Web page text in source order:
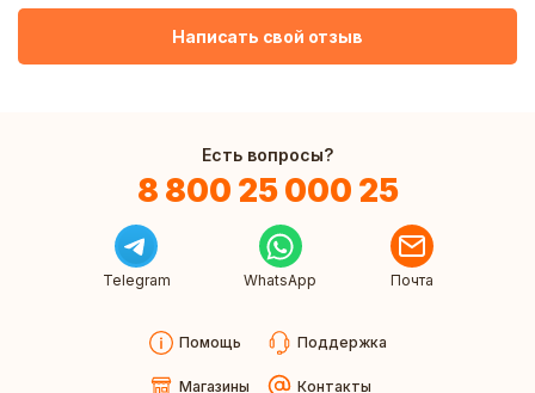
Написать свой отзыв
Есть вопросы?
8 800 25 000 25
Telegram WhatsApp Почта
Помощь Поддержка
Магазины Контакты